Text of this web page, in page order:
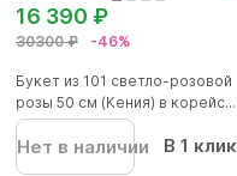
30300 ₽ -46%
16 390 ₽
Букет из 101 светло-розовой
розы 50 см (Кения) в корейс...
Нет в наличии В 1 клик